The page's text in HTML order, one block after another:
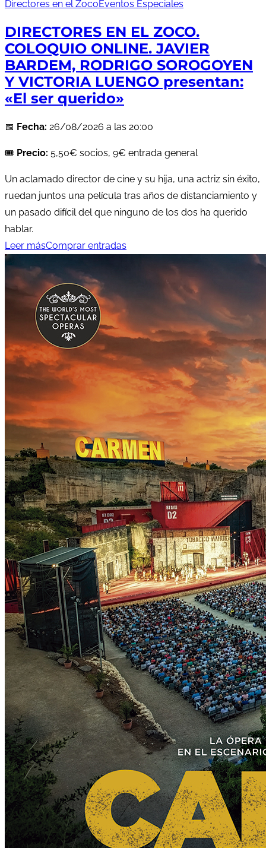
Directores en el ZocoEventos Especiales
DIRECTORES EN EL ZOCO.
COLOQUIO ONLINE. JAVIER
BARDEM, RODRIGO SOROGOYEN
Y VICTORIA LUENGO presentan:
«El ser querido»
📅 Fecha: 26/08/2026 a las 20:00
🎟️ Precio: 5,50€ socios, 9€ entrada general
Un aclamado director de cine y su hija, una actriz sin éxito,
ruedan juntos una película tras años de distanciamiento y
un pasado difícil del que ninguno de los dos ha querido
hablar.
Leer másComprar entradas